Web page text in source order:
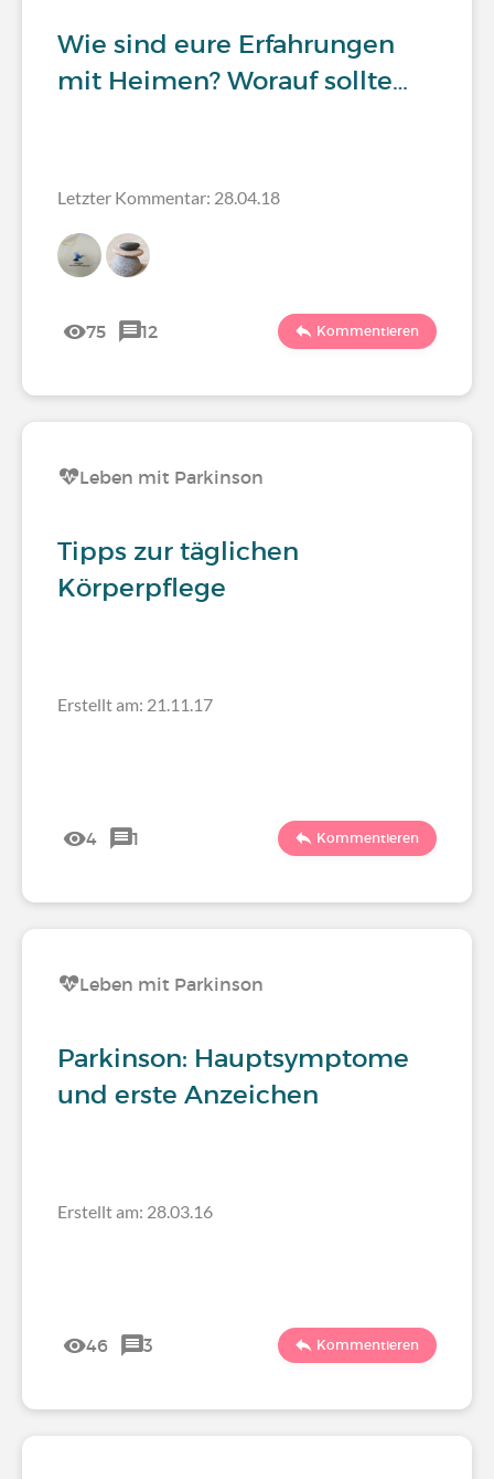
Wie sind eure Erfahrungen
mit Heimen? Worauf sollte…
Letzter Kommentar: 28.04.18
75 12 Kommentieren
Leben mit Parkinson
Tipps zur täglichen
Körperpflege
Erstellt am: 21.11.17
4 1 Kommentieren
Leben mit Parkinson
Parkinson: Hauptsymptome
und erste Anzeichen
Erstellt am: 28.03.16
46 3 Kommentieren